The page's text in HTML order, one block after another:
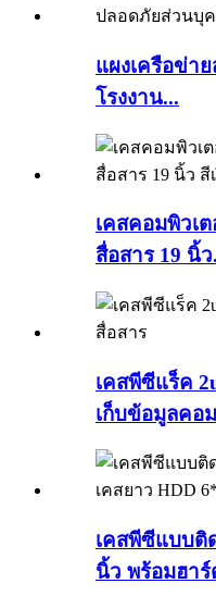
แผงเครือข่า
โรงงาน...
เคสคอมพิวเ
สื่อสาร 19 นิ้ว
เคสพีซีแร็ค
เก็บข้อมูลคอ
เคสพีซีแบบติ
นิ้ว พร้อมฮา